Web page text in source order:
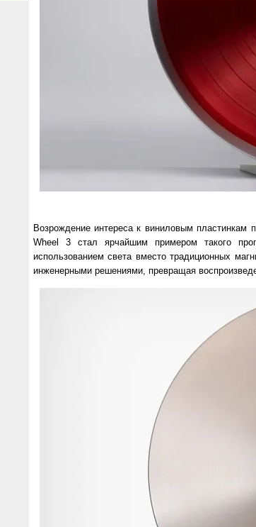
Возрождение интереса к виниловым пластинкам
Wheel 3 стал ярчайшим примером такого
использованием света вместо традиционных
инженерными решениями, превращая